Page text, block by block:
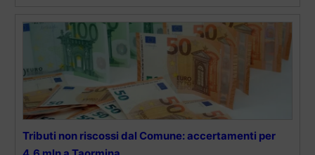
Tributi non riscossi dal Comune: accertamenti per